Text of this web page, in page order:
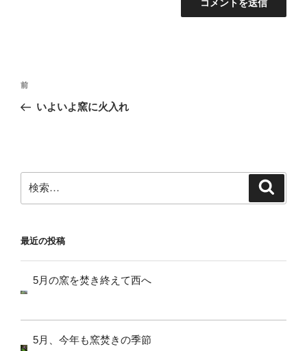
投
ナ
ー
シ
前
の
前
いよいよ窯に火入れ
索:
最近の投稿
5月の窯を焚き終えて西へ
5月、今年も窯焚きの季節